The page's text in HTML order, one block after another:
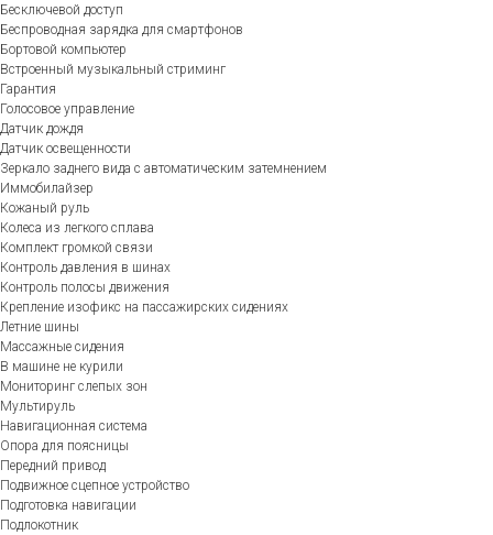
Бесключевой доступ
Беспроводная зарядка для смартфонов
Бортовой компьютер
Встроенный музыкальный стриминг
Гарантия
Голосовое управление
Датчик дождя
Датчик освещенности
Зеркало заднего вида с автоматическим затемнением
Иммобилайзер
Кожаный руль
Колеса из легкого сплава
Комплект громкой связи
Контроль давления в шинах
Контроль полосы движения
Крепление изофикс на пассажирских сидениях
Летние шины
Массажные сидения
В машине не курили
Мониторинг слепых зон
Мультируль
Навигационная система
Опора для поясницы
Передний привод
Подвижное сцепное устройство
Подготовка навигации
Подлокотник